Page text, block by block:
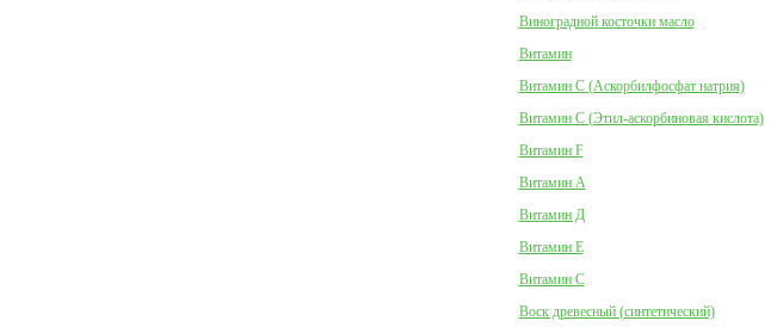
Виноградной косточки масло
Витамин
Витамин C (Аскорбилфосфат натрия)
Витамин C (Этил-аскорбиновая кислота)
Витамин F
Витамин А
Витамин Д
Витамин Е
Витамин С
Воск древесный (синтетический)